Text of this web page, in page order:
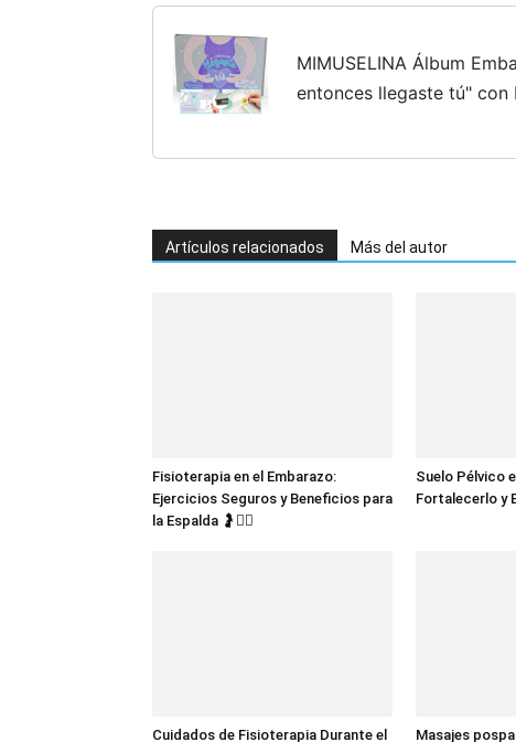
MIMUSELINA Álbum
entonces llegaste tú" con
Artículos relacionados Más del autor
Fisioterapia en el Embarazo:
Ejercicios Seguros y Beneficios para
la Espalda 🤰💆‍♀️
Suelo Pélvico
Fortalecerlo y
Cuidados de Fisioterapia Durante el
Masajes